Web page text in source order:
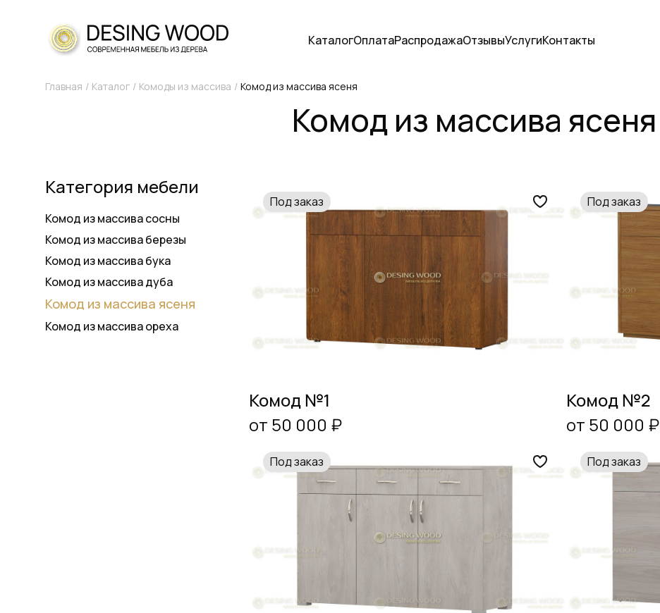
КаталогОплатаРаспродажаОтзывыУслугиКонтакты
Главная Каталог Комоды из массива Комод из массива ясеня
Комод из массива ясеня
Категория мебели
Комод из массива сосны
Комод из массива березы
Комод из массива бука
Комод из массива дуба
Комод из массива ясеня
Комод из массива ореха
Под заказ
Комод №1
от 50 000 ₽
Под заказ
Комод №2
от 50 000 ₽
Под заказ Под заказ